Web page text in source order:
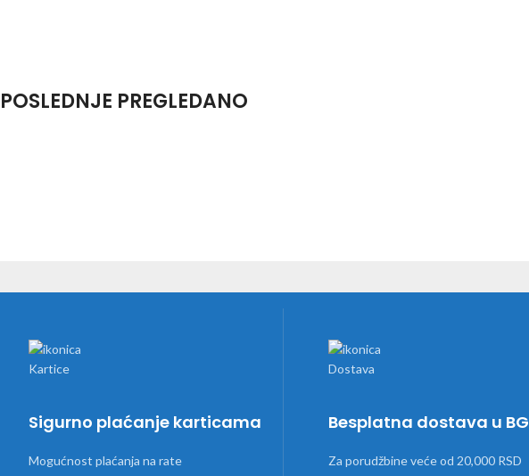
POSLEDNJE PREGLEDANO
Sigurno plaćanje karticama
Mogućnost plaćanja na rate
Besplatna dostava u BG
Za porudžbine veće od 20,000 RSD